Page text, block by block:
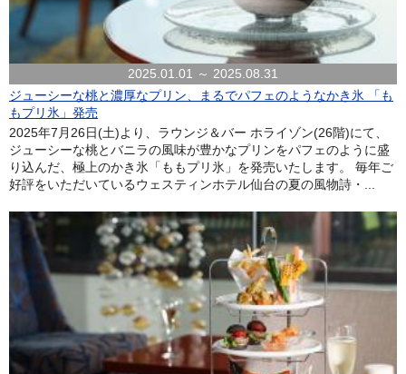
2025.01.01 ～ 2025.08.31
ジューシーな桃と濃厚なプリン、まるでパフェのようなかき氷 「も
もプリ氷」発売
2025年7月26日(土)より、ラウンジ＆バー ホライゾン(26階)にて、
ジューシーな桃とバニラの風味が豊かなプリンをパフェのように盛
り込んだ、極上のかき氷「ももプリ氷」を発売いたします。 毎年ご
好評をいただいているウェスティンホテル仙台の夏の風物詩・...